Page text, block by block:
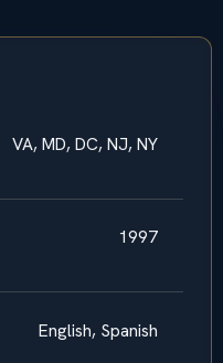
VA, MD, DC, NJ, NY
1997
English, Spanish